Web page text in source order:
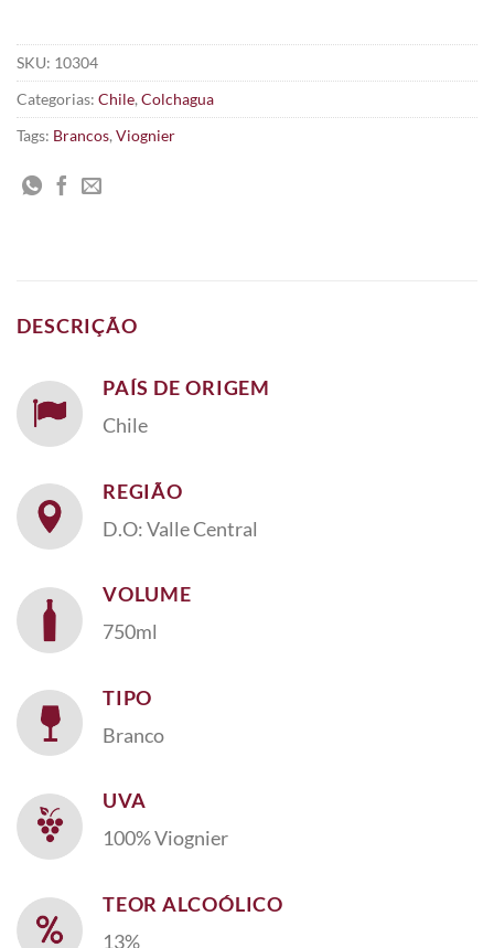
SKU: 10304
Categorias: Chile, Colchagua
Tags: Brancos, Viognier
DESCRIÇÃO
PAÍS DE ORIGEM
Chile
REGIÃO
D.O: Valle Central
VOLUME
750ml
TIPO
Branco
UVA
100% Viognier
TEOR ALCOÓLICO
13%